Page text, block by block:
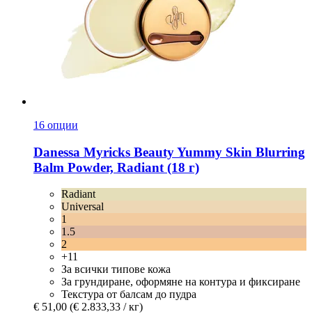
16 опции
Danessa Myricks BeautyYummy Skin Blurring
Balm Powder, Radiant (18 г)
Radiant
Universal
1
1.5
2
+11
За всички типове кожа
За грундиране, оформяне на контура и фиксиране
Текстура от балсам до пудра
€ 51,00 (€ 2.833,33 / кг)